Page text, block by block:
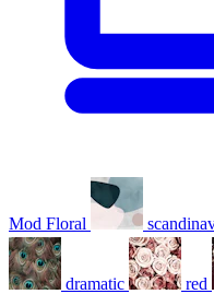
Mod Floral
dramatic red